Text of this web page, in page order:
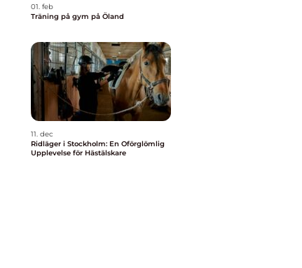
01. feb
Träning på gym på Öland
11. dec
Ridläger i Stockholm: En Oförglömlig
Upplevelse för Hästälskare